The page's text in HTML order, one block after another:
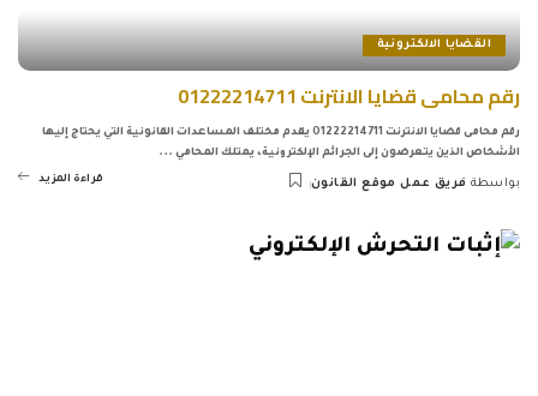
القضايا الالكترونية
رقم محامى قضايا الانترنت 01222214711
رقم محامى قضايا الانترنت 01222214711 يقدم مختلف المساعدات القانونية التي يحتاج إليها
الأشخاص الذين يتعرضون إلى الجرائم الإلكترونية، يمتلك المحامي ...
Posted
بواسطة فريق عمل موقع القانون قراءة المزيد